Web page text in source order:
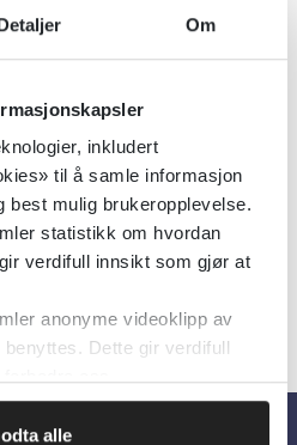
Om
inkludert
til å samle informasjon
best mulig brukeropplevelse.
statistikk om hvordan
verdifull innsikt som gjør at
anonyme videoklipp av
Dette gir verdifull
alle